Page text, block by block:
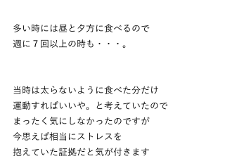
多い時には昼と夕方に食べるので
週に７回以上の時も・・・。
当時は太らないように食べた分だけ
運動すればいいや。と考えていたので
まったく気にしなかったのですが
今思えば相当にストレスを
抱えていた証拠だと気が付きます